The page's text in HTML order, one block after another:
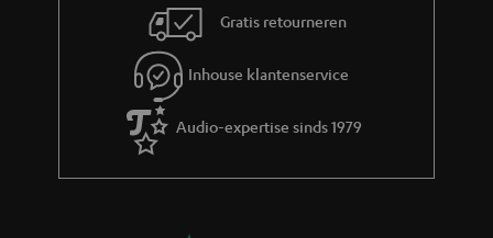
opstelling, meestal inclusief front-, center- en surroundspeakers,
subwoofer en versterker. Je hoeft geen losse onderdelen bij elkaar te
De componenten zijn op elkaar afgestemd, waardoor het geluid
evenwichtig klinkt zonder dat je zelf hoeft te kalibreren of te
experimenteren met combinaties.
Zoek je een compactere oplossing voor tv-geluid zonder losse speakers,
Gratis retourneren
Inhouse klantenservice
Audio-expertise sinds 1979